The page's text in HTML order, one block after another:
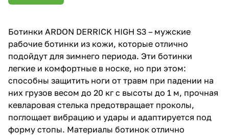
Ботинки ARDON DERRICK HIGH S3 – мужские
рабочие ботинки из кожи, которые отлично
подойдут для зимнего периода. Эти ботинки
легкие и комфортные в носке, но при этом:
способны защитить ноги от травм при падении на
них грузов весом до 20 кг с высоты до 1 м, прочная
кевларовая стелька предотвращает проколы,
поглощает вибрацию и удары и адаптируется под
форму стопы. Материалы ботинок отлично